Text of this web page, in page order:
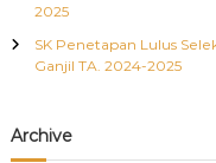
2025
SK Penetapan Lulus
Ganjil TA. 2024-2025
Archive